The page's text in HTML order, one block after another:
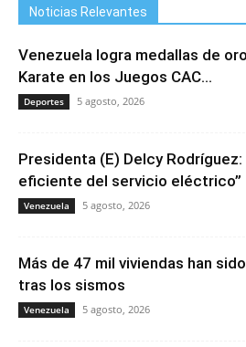
Noticias Relevantes
Venezuela logra medallas de
Karate en los Juegos CAC...
Deportes 5 agosto, 2026
Presidenta (E) Delcy Rodríguez:
eficiente del servicio eléctrico”
Venezuela 5 agosto, 2026
Más de 47 mil viviendas han
tras los sismos
Venezuela 5 agosto, 2026